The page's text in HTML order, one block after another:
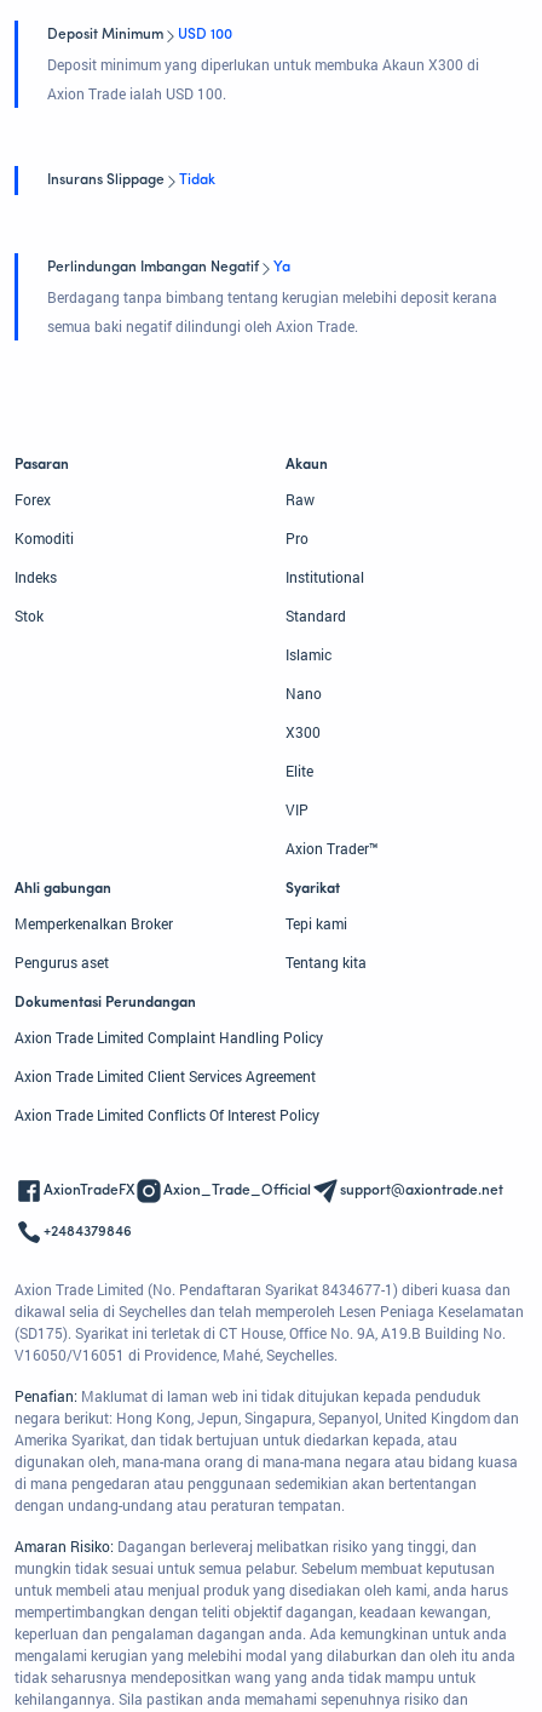
Deposit Minimum USD 100
Deposit minimum yang diperlukan untuk membuka Akaun X300 di
Axion Trade ialah USD 100.
Insurans Slippage Tidak
Perlindungan Imbangan Negatif Ya
Berdagang tanpa bimbang tentang kerugian melebihi deposit kerana
semua baki negatif dilindungi oleh Axion Trade.
Pasaran
Forex
Komoditi
Indeks
Stok
Akaun
Raw
Pro
Institutional
Standard
Islamic
Nano
X300
Elite
VIP
Axion Trader™
Ahli gabungan
Memperkenalkan Broker
Pengurus aset
Syarikat
Tepi kami
Tentang kita
Dokumentasi Perundangan
Axion Trade Limited Complaint Handling Policy
Axion Trade Limited Client Services Agreement
Axion Trade Limited Conflicts Of Interest Policy
AxionTradeFX Axion_Trade_Official support@axiontrade.net
+2484379846
Axion Trade Limited (No. Pendaftaran Syarikat 8434677-1) diberi kuasa dan
dikawal selia di Seychelles dan telah memperoleh Lesen Peniaga Keselamatan
(SD175). Syarikat ini terletak di CT House, Office No. 9A, A19.B Building No.
V16050/V16051 di Providence, Mahé, Seychelles.
Penafian: Maklumat di laman web ini tidak ditujukan kepada penduduk
negara berikut: Hong Kong, Jepun, Singapura, Sepanyol, United Kingdom dan
Amerika Syarikat, dan tidak bertujuan untuk diedarkan kepada, atau
digunakan oleh, mana-mana orang di mana-mana negara atau bidang kuasa
di mana pengedaran atau penggunaan sedemikian akan bertentangan
dengan undang-undang atau peraturan tempatan.
Amaran Risiko: Dagangan berleveraj melibatkan risiko yang tinggi, dan
mungkin tidak sesuai untuk semua pelabur. Sebelum membuat keputusan
untuk membeli atau menjual produk yang disediakan oleh kami, anda harus
mempertimbangkan dengan teliti objektif dagangan, keadaan kewangan,
keperluan dan pengalaman dagangan anda. Ada kemungkinan untuk anda
mengalami kerugian yang melebihi modal yang dilaburkan dan oleh itu anda
tidak seharusnya mendepositkan wang yang anda tidak mampu untuk
kehilangannya. Sila pastikan anda memahami sepenuhnya risiko dan